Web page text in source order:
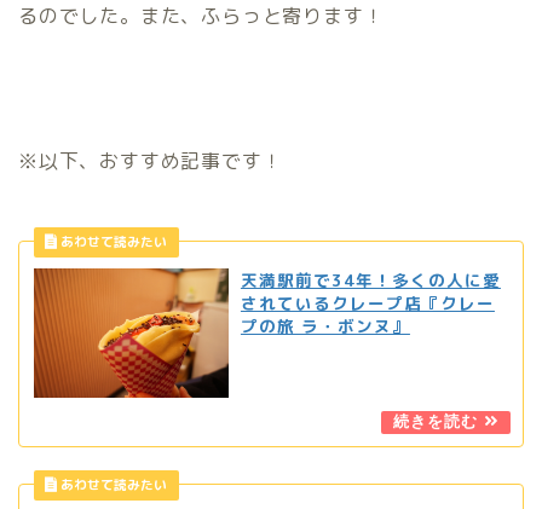
るのでした。また、ふらっと寄ります！
※以下、おすすめ記事です！
天満駅前で34年！多くの人に愛
されているクレープ店『クレー
プの旅 ラ・ボンヌ』